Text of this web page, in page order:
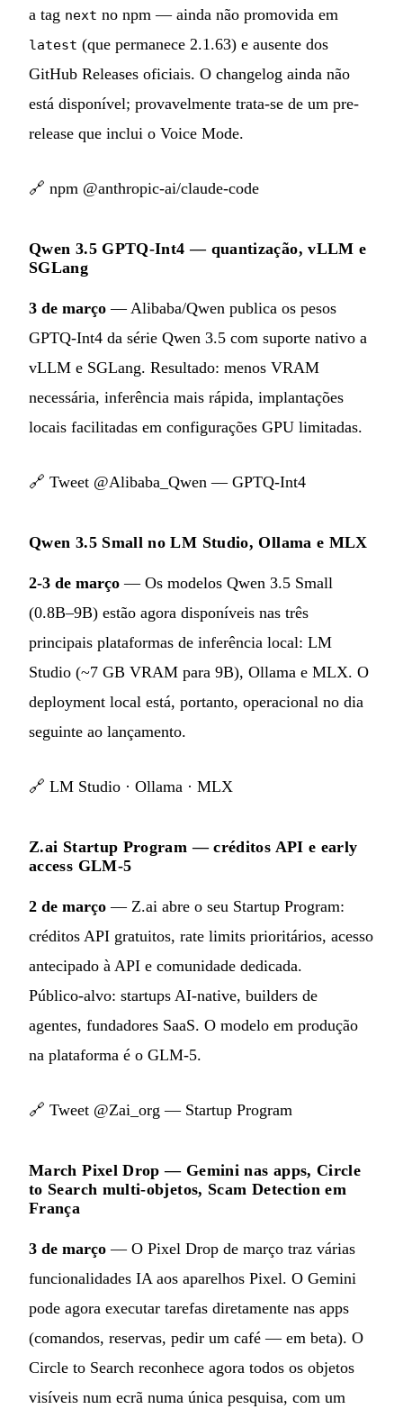
a tag next no npm — ainda não promovida em
latest (que permanece 2.1.63) e ausente dos
GitHub Releases oficiais. O changelog ainda não
está disponível; provavelmente trata-se de um pre-
release que inclui o Voice Mode.
🔗 npm @anthropic-ai/claude-code
Qwen 3.5 GPTQ-Int4 — quantização, vLLM e
SGLang
3 de março — Alibaba/Qwen publica os pesos
GPTQ-Int4 da série Qwen 3.5 com suporte nativo a
vLLM e SGLang. Resultado: menos VRAM
necessária, inferência mais rápida, implantações
locais facilitadas em configurações GPU limitadas.
🔗 Tweet @Alibaba_Qwen — GPTQ-Int4
Qwen 3.5 Small no LM Studio, Ollama e MLX
2-3 de março — Os modelos Qwen 3.5 Small
(0.8B–9B) estão agora disponíveis nas três
principais plataformas de inferência local: LM
Studio (~7 GB VRAM para 9B), Ollama e MLX. O
deployment local está, portanto, operacional no dia
seguinte ao lançamento.
🔗 LM Studio · Ollama · MLX
Z.ai Startup Program — créditos API e early
access GLM-5
2 de março — Z.ai abre o seu Startup Program:
créditos API gratuitos, rate limits prioritários, acesso
antecipado à API e comunidade dedicada.
Público‑alvo: startups AI‑native, builders de
agentes, fundadores SaaS. O modelo em produção
na plataforma é o GLM-5.
🔗 Tweet @Zai_org — Startup Program
March Pixel Drop — Gemini nas apps, Circle
to Search multi‑objetos, Scam Detection em
França
3 de março — O Pixel Drop de março traz várias
funcionalidades IA aos aparelhos Pixel. O Gemini
pode agora executar tarefas diretamente nas apps
(comandos, reservas, pedir um café — em beta). O
Circle to Search reconhece agora todos os objetos
visíveis num ecrã numa única pesquisa, com um